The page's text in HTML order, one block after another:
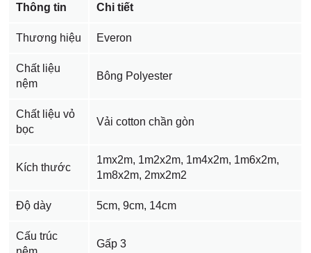
Thông tin Chi tiết
Thương hiệu Everon
Chất liệu
nệm
Bông Polyester
Chất liệu vỏ
bọc
Vải cotton chần gòn
Kích thước
1mx2m, 1m2x2m, 1m4x2m, 1m6x2m,
1m8x2m, 2mx2m2
Độ dày 5cm, 9cm, 14cm
Cấu trúc
Gấp 3